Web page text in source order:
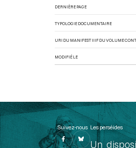
DERNIÈRE PAGE
TYPOLOGIE DOCUMENTAIRE
URI DU MANIFEST IIIF DU VOLUME
MODIFIÉ LE
Suivez-nous Les perséides
Un